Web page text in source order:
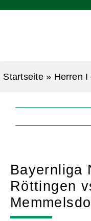
Startseite» Herren
Bayernliga
Röttingen